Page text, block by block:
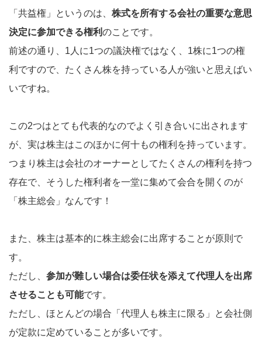
「共益権」というのは、 株式を所有する会社の重要な意思
決定に参加できる権利のことです。
前述の通り、1人に1つの議決権ではなく、1株に1つの権
利ですので、たくさん株を持っている人が強いと思えばい
いですね。
この2つはとても代表的なのでよく引き合いに出されます
が、実は株主はこのほかに何十もの権利を持っています。
つまり株主は会社のオーナーとしてたくさんの権利を持つ
存在で、そうした権利者を一堂に集めて会合を開くのが
「株主総会」なんです！
また、株主は基本的に株主総会に出席することが原則で
す。
ただし、 参加が難しい場合は委任状を添えて代理人を出席
させることも可能です。
ただし、ほとんどの場合「代理人も株主に限る」と会社側
が定款に定めていることが多いです。